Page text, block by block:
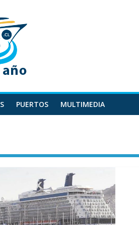
PUERTOS MULTIMEDIA